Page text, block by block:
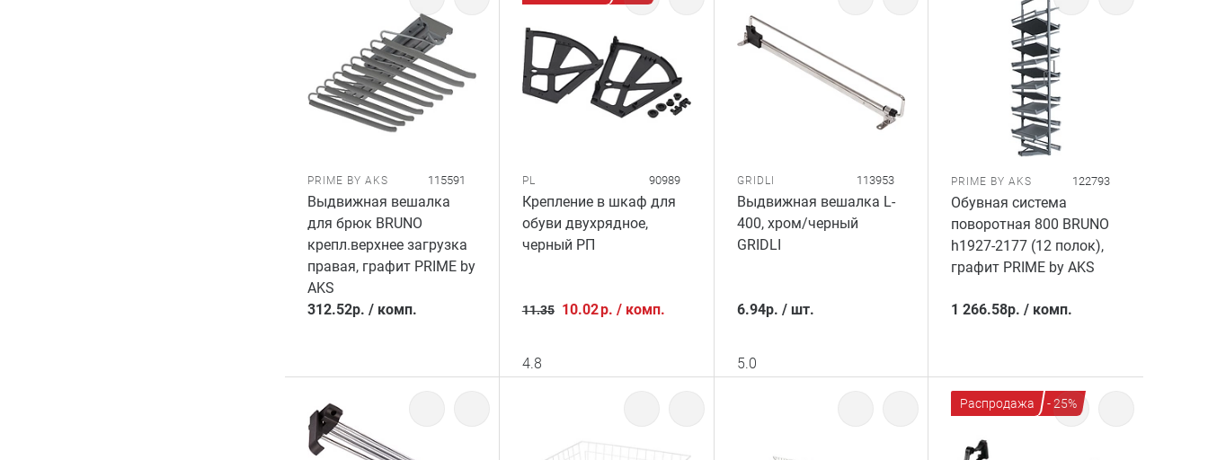
PRIME BY AKS 115591
Выдвижная вешалка
для брюк BRUNO
крепл.верхнее загрузка
правая, графит PRIME by
AKS
312.52р. / комп.
PL 90989
Крепление в шкаф для
обуви двухрядное,
черный РП
11.35 10.02р. / комп.
4.8
GRIDLI 113953
Выдвижная вешалка L-
400, хром/черный
GRIDLI
6.94р. / шт.
5.0
PRIME BY AKS 122793
Обувная система
поворотная 800 BRUNO
h1927-2177 (12 полок),
графит PRIME by AKS
1 266.58р. / комп.
Распродажа - 25%